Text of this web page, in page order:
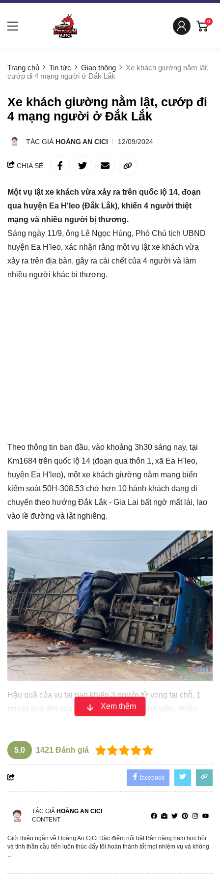
0
Trang chủ Tin tức Giao thông
Xe khách giường nằm lật,
cướp đi 4 mạng người ở Đắk Lắk
Xe khách giường nằm lật, cướp đi
4 mạng người ở Đắk Lắk
TÁC GIẢ HOÀNG AN CICI 12/09/2024
CHIA SẺ:
Một vụ lật xe khách vừa xảy ra trên quốc lộ 14, đoạn
qua huyện Ea H'leo (Đắk Lắk), khiến 4 người thiệt
mạng và nhiều người bị thương.
Sáng ngày 11/9, ông Lê Ngọc Hùng, Phó Chủ tịch UBND
huyện Ea H'leo, xác nhận rằng một vụ lật xe khách vừa
xảy ra trên địa bàn, gây ra cái chết của 4 người và làm
nhiều người khác bị thương.
Theo thông tin ban đầu, vào khoảng 3h30 sáng nay, tại
Km1684 trên quốc lộ 14 (đoạn qua thôn 1, xã Ea H'leo,
huyện Ea H'leo), một xe khách giường nằm mang biển
kiểm soát 50H-308.53 chở hơn 10 hành khách đang di
chuyển theo hướng Đắk Lắk - Gia Lai bất ngờ mất lái, lao
vào lề đường và lật nghiêng.
Hậu quả của vụ tai nạn khiến 3 người tử vong tại chỗ, 1
người qua đời sau khi được đưa vào bệnh viện; nhiều
Xem thêm
5.0 1421 Đánh giá
facebook
TÁC GIẢ HOÀNG AN CICI
CONTENT
Giới thiệu ngắn về Hoàng An CiCi Đặc điểm nổi bật Bản năng ham học hỏi
và tinh thần cầu tiến luôn thúc đẩy tôi hoàn thành tốt mọi nhiệm vụ và không
...